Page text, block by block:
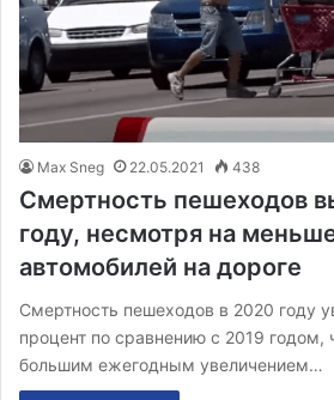
Max Sneg 22.05.2021 438
Смертность пешеходов
году, несмотря на
автомобилей на дороге
Смертность пешеходов в 2020 году
процент по сравнению с 2019 годом,
большим ежегодным увеличением…